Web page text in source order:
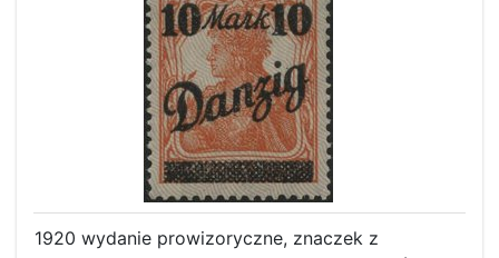
1920 wydanie prowizoryczne, znaczek z